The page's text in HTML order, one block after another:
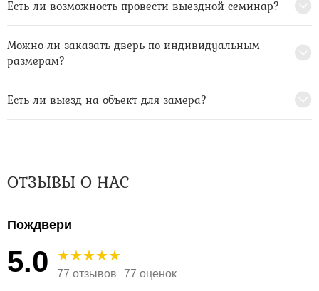
Есть ли возможность провести выездной семинар?
Можно ли заказать дверь по индивидуальным
размерам?
Есть ли выезд на объект для замера?
ОТЗЫВЫ О НАС
Пождвери
5.0 77 отзывов 77 оценок